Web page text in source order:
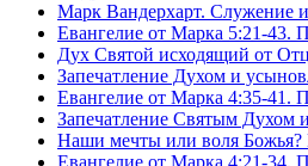
Марк Вандерхарт. Служение
Евангелие от Марка 5:21-43.
Дух Святой исходящий от
Запечатление Духом и
Евангелие от Марка 4:35-41.
Запечатление Святым Духом
Наши мечты или воля Божья?
Евангелие от Марка 4:21-34.